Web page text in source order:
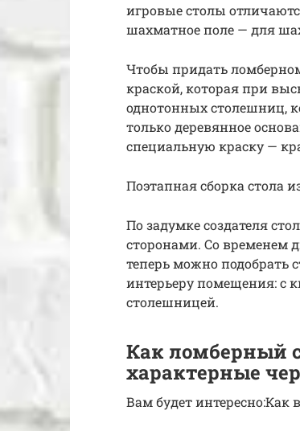
игровые столы
шахматное поле — для
Чтобы придать
краской, которая при
однотонных столешниц,
только деревянное
специальную краску —
Поэтапная сборка стола
По задумке создателя
сторонами. Со временем
теперь можно подобрать
интерьеру помещения: с
столешницей.
Как ломберный
характерные
Вам будет интересно:Как